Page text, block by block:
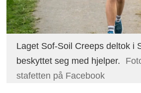
Laget Sof-Soil Creeps deltok i
beskyttet seg med hjelper.
stafetten på Facebook